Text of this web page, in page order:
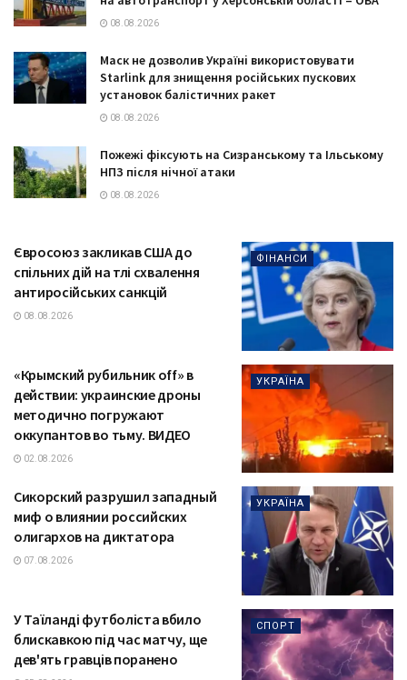
08.08.2026
Маск не дозволив Україні використовувати
Starlink для знищення російських пускових
установок балістичних ракет
08.08.2026
Пожежі фіксують на Сизранському та Ільському
НПЗ після нічної атаки
08.08.2026
ФІНАНСИ
Євросоюз закликав США до
спільних дій на тлі схвалення
антиросійських санкцій
08.08.2026
УКРАЇНА
«Крымский рубильник off» в
действии: украинские дроны
методично погружают
оккупантов во тьму. ВИДЕО
02.08.2026
УКРАЇНА
Сикорский разрушил западный
миф о влиянии российских
олигархов на диктатора
07.08.2026
СПОРТ
У Таїланді футболіста вбило
блискавкою під час матчу, ще
дев'ять гравців поранено